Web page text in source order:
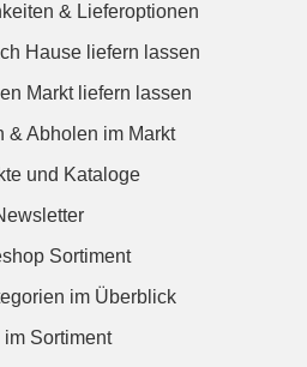
& Lieferoptionen
Hause liefern lassen
Markt liefern lassen
& Abholen im Markt
und Kataloge
Sortiment
im Überblick
im Sortiment